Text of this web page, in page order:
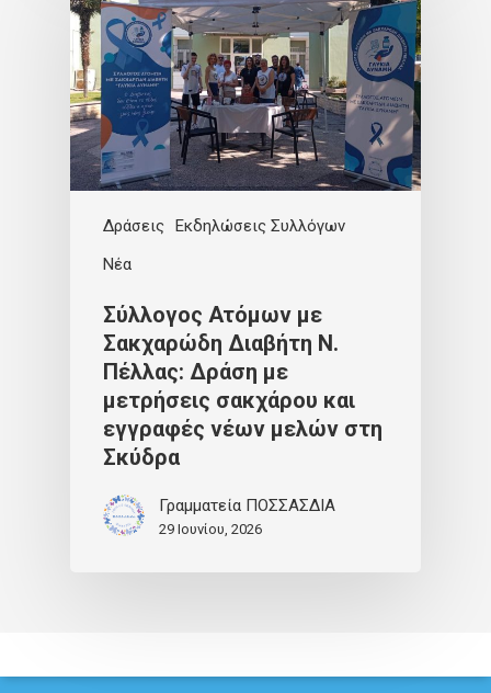
Δράσεις
Εκδηλώσεις Συλλόγων
Νέα
Σύλλογος Ατόμων με
Σακχαρώδη Διαβήτη Ν.
Πέλλας: Δράση με
μετρήσεις σακχάρου και
εγγραφές νέων μελών στη
Σκύδρα
Γραμματεία ΠΟΣΣΑΣΔΙΑ
29 Ιουνίου, 2026